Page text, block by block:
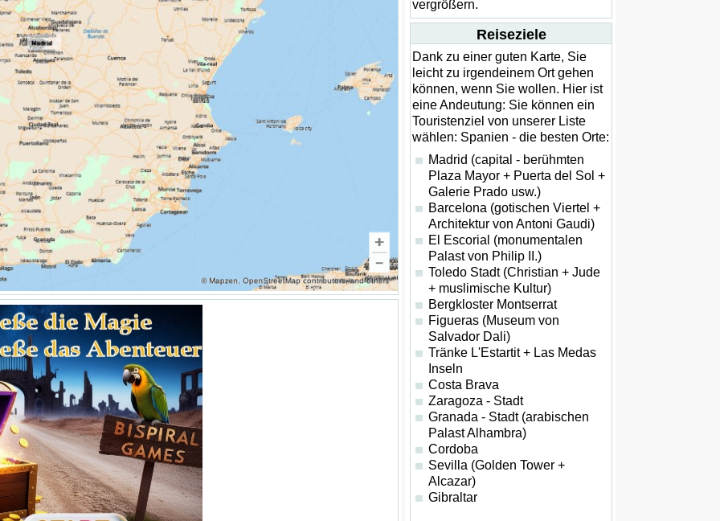
vergrößern.
Reiseziele
Dank zu einer guten Karte, Sie
leicht zu irgendeinem Ort gehen
können, wenn Sie wollen. Hier ist
eine Andeutung: Sie können ein
Touristenziel von unserer Liste
wählen: Spanien - die besten Orte:
Madrid (capital - berühmten
Plaza Mayor + Puerta del Sol +
Galerie Prado usw.)
Barcelona (gotischen Viertel +
Architektur von Antoni Gaudi)
El Escorial (monumentalen
Palast von Philip II.)
Toledo Stadt (Christian + Jude
+ muslimische Kultur)
Bergkloster Montserrat
Figueras (Museum von
Salvador Dali)
Tränke L'Estartit + Las Medas
Inseln
Costa Brava
Zaragoza - Stadt
Granada - Stadt (arabischen
Palast Alhambra)
Cordoba
Sevilla (Golden Tower +
Alcazar)
Gibraltar